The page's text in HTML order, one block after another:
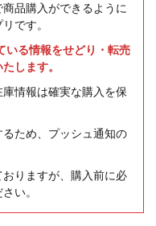
品購入ができるように
です。
いる情報をせどり・転売
します。
情報は確実な購入を保
ため、プッシュ通知の
りますが、購入前に必
い。